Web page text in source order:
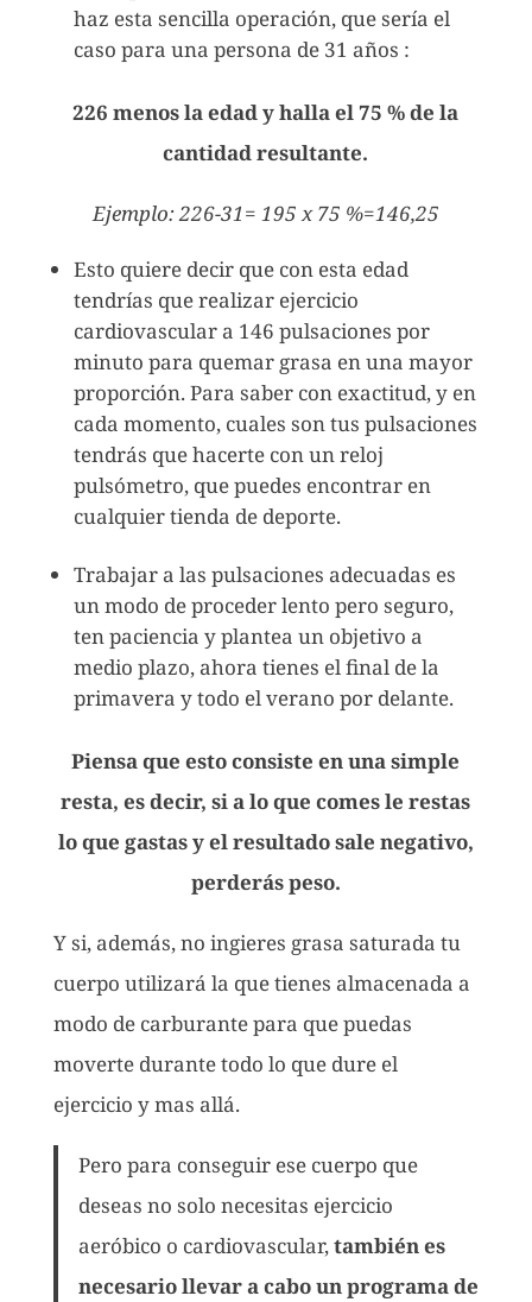
haz esta sencilla operación, que sería el
caso para una persona de 31 años :
226 menos la edad y halla el 75 % de la
cantidad resultante.
Ejemplo: 226-31= 195 x 75 %=146,25
Esto quiere decir que con esta edad
tendrías que realizar ejercicio
cardiovascular a 146 pulsaciones por
minuto para quemar grasa en una mayor
proporción. Para saber con exactitud, y en
cada momento, cuales son tus pulsaciones
tendrás que hacerte con un reloj
pulsómetro, que puedes encontrar en
cualquier tienda de deporte.
Trabajar a las pulsaciones adecuadas es
un modo de proceder lento pero seguro,
ten paciencia y plantea un objetivo a
medio plazo, ahora tienes el final de la
primavera y todo el verano por delante.
Piensa que esto consiste en una simple
resta, es decir, si a lo que comes le restas
lo que gastas y el resultado sale negativo,
perderás peso.
Y si, además, no ingieres grasa saturada tu
cuerpo utilizará la que tienes almacenada a
modo de carburante para que puedas
moverte durante todo lo que dure el
ejercicio y mas allá.
Pero para conseguir ese cuerpo que
deseas no solo necesitas ejercicio
aeróbico o cardiovascular,también es
necesario llevar a cabo un programa de